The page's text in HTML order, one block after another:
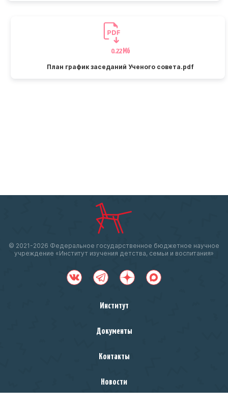
0.22 Мб
План график заседаний Ученого совета.pdf
© 2021-2026 Федеральное государственное бюджетное научное
учреждение «Институт изучения детства, семьи и воспитания»
Институт
Документы
Контакты
Новости